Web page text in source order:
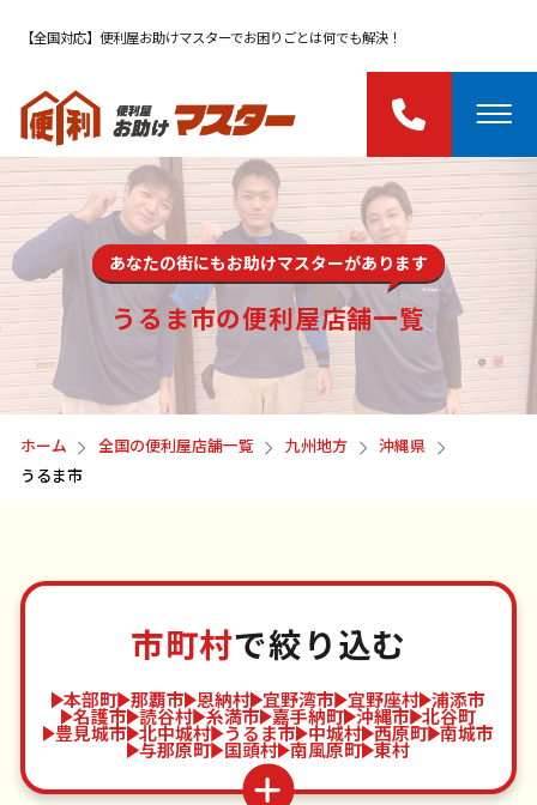
【全国対応】便利屋お助けマスターでお困りごとは何でも解決！
あなたの街にもお助けマスターがあります
うるま市の便利屋店舗一覧
ホーム 全国の便利屋店舗一覧 九州地方
沖縄県
うるま市
市町村で絞り込む
本部町 那覇市 恩納村 宜野湾市 宜野座村 浦添市
名護市 読谷村 糸満市 嘉手納町 沖縄市 北谷町
豊見城市 北中城村 うるま市 中城村 西原町 南城市
与那原町 国頭村 南風原町 東村